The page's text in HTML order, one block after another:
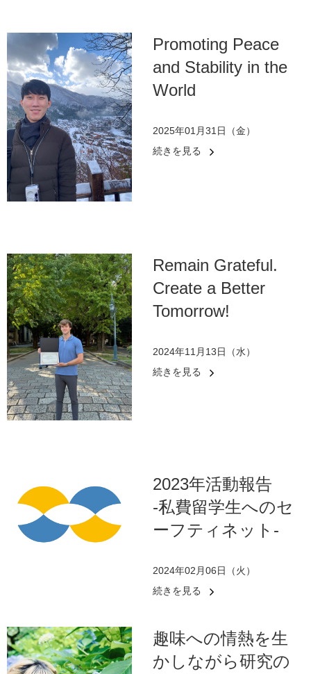
Promoting Peace
and Stability in the
World
2025年01月31日（金）
続きを見る
Remain Grateful.
Create a Better
Tomorrow!
2024年11月13日（水）
続きを見る
2023年活動報告
-私費留学生へのセ
ーフティネット-
2024年02月06日（火）
続きを見る
趣味への情熱を生
かしながら研究の